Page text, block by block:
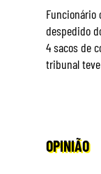
Funcionário
despedido
4 sacos de
tribunal teve
OPINIÃO